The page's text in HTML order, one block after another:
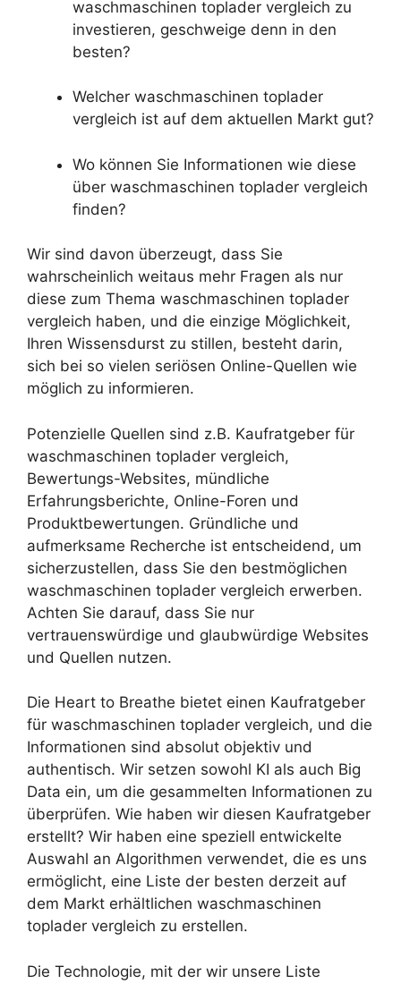
waschmaschinen toplader vergleich zu
investieren, geschweige denn in den
besten?
Welcher waschmaschinen toplader
vergleich ist auf dem aktuellen Markt gut?
Wo können Sie Informationen wie diese
über waschmaschinen toplader vergleich
finden?
Wir sind davon überzeugt, dass Sie
wahrscheinlich weitaus mehr Fragen als nur
diese zum Thema waschmaschinen toplader
vergleich haben, und die einzige Möglichkeit,
Ihren Wissensdurst zu stillen, besteht darin,
sich bei so vielen seriösen Online-Quellen wie
möglich zu informieren.
Potenzielle Quellen sind z.B. Kaufratgeber für
waschmaschinen toplader vergleich,
Bewertungs-Websites, mündliche
Erfahrungsberichte, Online-Foren und
Produktbewertungen. Gründliche und
aufmerksame Recherche ist entscheidend, um
sicherzustellen, dass Sie den bestmöglichen
waschmaschinen toplader vergleich erwerben.
Achten Sie darauf, dass Sie nur
vertrauenswürdige und glaubwürdige Websites
und Quellen nutzen.
Die Heart to Breathe bietet einen Kaufratgeber
für waschmaschinen toplader vergleich, und die
Informationen sind absolut objektiv und
authentisch. Wir setzen sowohl KI als auch Big
Data ein, um die gesammelten Informationen zu
überprüfen. Wie haben wir diesen Kaufratgeber
erstellt? Wir haben eine speziell entwickelte
Auswahl an Algorithmen verwendet, die es uns
ermöglicht, eine Liste der besten derzeit auf
dem Markt erhältlichen waschmaschinen
toplader vergleich zu erstellen.
Die Technologie, mit der wir unsere Liste